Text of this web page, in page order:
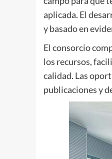
aplicada. El
y basado en
El consorcio
los recursos,
calidad. Las
publicaciones y